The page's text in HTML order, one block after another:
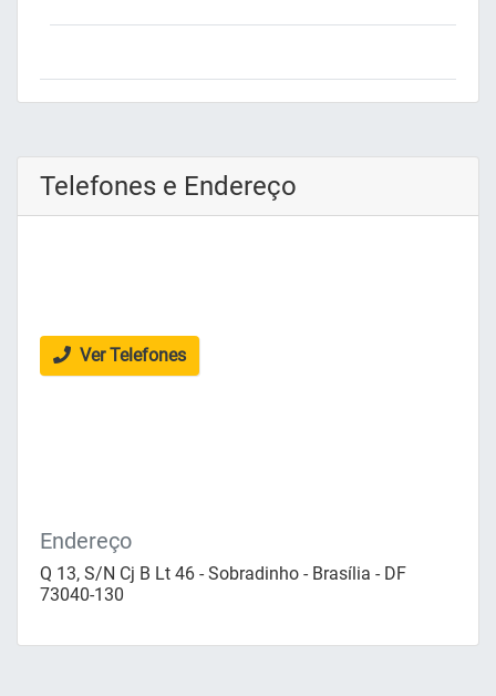
Telefones e Endereço
Ver Telefones
Endereço
Q 13, S/N Cj B Lt 46 - Sobradinho - Brasília - DF
73040-130